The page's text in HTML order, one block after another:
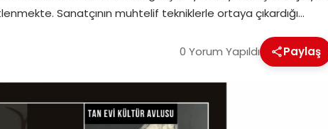
Sanatçının muhtelif tekniklerle ortaya çıkardığı…
0 Yorum Yapıldı Paylaş